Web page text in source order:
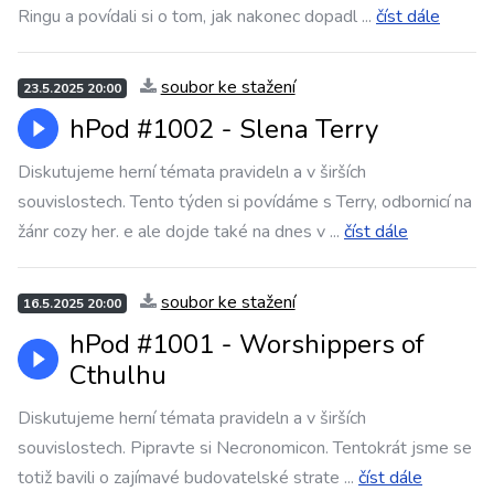
Ringu a povídali si o tom, jak nakonec dopadl ... číst dále
23.5.2025 20:00 soubor ke stažení
hPod #1002 - Slena Terry
Diskutujeme herní témata pravideln a v širších
souvislostech. Tento týden si povídáme s Terry, odbornicí na
žánr cozy her. e ale dojde také na dnes v ... číst dále
16.5.2025 20:00 soubor ke stažení
hPod #1001 - Worshippers of
Cthulhu
Diskutujeme herní témata pravideln a v širších
souvislostech. Pipravte si Necronomicon. Tentokrát jsme se
totiž bavili o zajímavé budovatelské strate ... číst dále